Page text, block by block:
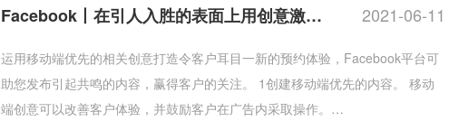
Facebook丨在引人入胜的表面上用创意激… 2021-06-11
运用移动端优先的相关创意打造令客户耳目一新的预约体验，Facebook平台可
助您发布引起共鸣的内容，赢得客户的关注。 1创建移动端优先的内容。 移动
端创意可以改善客户体验，并鼓励客户在广告内采取操作。…